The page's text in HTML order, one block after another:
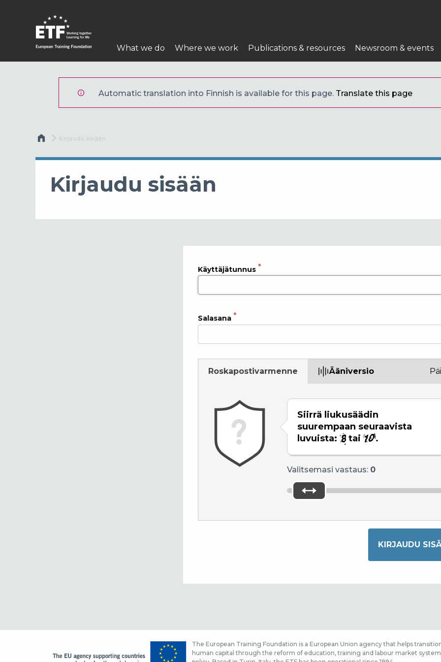
pääsisältöön
Päävalikko
What we do Where we work Publications & resources Newsroom & events
Automatic translation into Finnish is available for this page. Translate this page
Murupolku
Current:
Kirjaudu sisään
Kirjaudu sisään
Käyttäjätunnus
Salasana
Roskapostivarmenne Ääniversio
Siirrä liukusäädin
suurempaan seuraavista
luvuista:
tai .
Valitsemasi vastaus: 0
The European Training Foundation is a European Union agency that helps
human capital through the reform of education, training and labour market